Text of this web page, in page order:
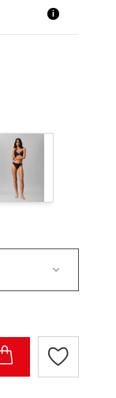
i
Zur
Wunschliste